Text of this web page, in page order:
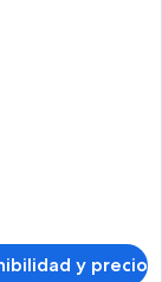
y precio